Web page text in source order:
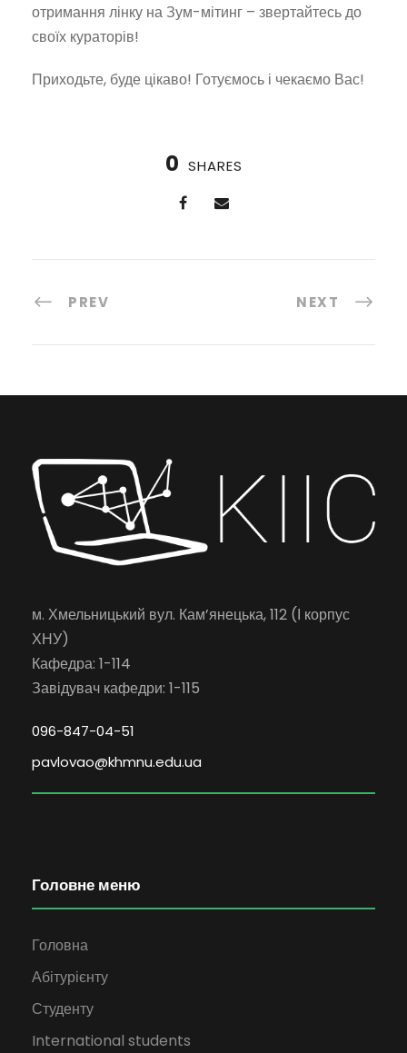
отримання лінку на Зум-мітинг – звертайтесь до
своїх кураторів!
Приходьте, буде цікаво! Готуємось і чекаємо Вас!
0 SHARES
PREV NEXT
м. Хмельницький вул. Кам’янецька, 112 (І корпус
ХНУ)
Кафедра: 1-114
Завідувач кафедри: 1-115
096-847-04-51
pavlovao@khmnu.edu.ua
Головне меню
Головна
Абітурієнту
Студенту
International students